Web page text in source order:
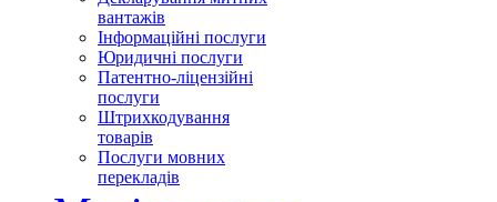
вантажів
Інформаційні послуги
Юридичні послуги
Патентно-ліцензійні
послуги
Штрихкодування
товарів
Послуги мовних
перекладів